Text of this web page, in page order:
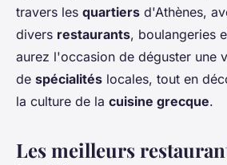
travers les quartiers d'Athènes,
divers restaurants, boulangeries
aurez l'occasion de déguster une
de spécialités locales, tout en
la culture de la cuisine grecque.
Les meilleurs